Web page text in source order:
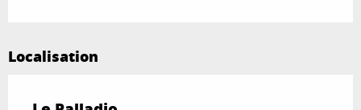
Localisation